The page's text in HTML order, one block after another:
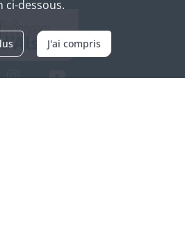
ci-dessous.
J'ai compris